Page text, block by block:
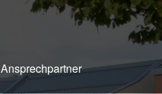
Ansprechpartner